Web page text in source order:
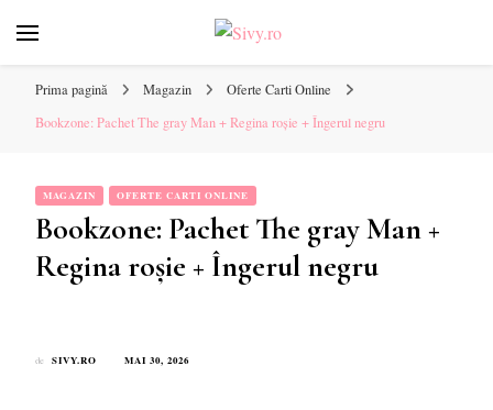
online pentru tine. ❤️
Prima pagină Magazin
Oferte Carti Online
Bookzone: Pachet The gray Man + Regina roșie + Îngerul negru
MAGAZIN OFERTE CARTI ONLINE
Bookzone: Pachet The gray Man +
Regina roșie + Îngerul negru
de SIVY.RO MAI 30, 2026